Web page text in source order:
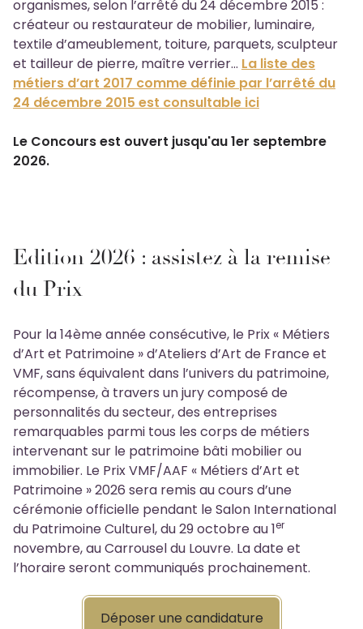
organismes, selon l’arrêté du 24 décembre 2015 :
créateur ou restaurateur de mobilier, luminaire,
textile d’ameublement, toiture, parquets, sculpteur
et tailleur de pierre, maître verrier… La liste des
métiers d’art 2017 comme définie par l’arrêté du
24 décembre 2015 est consultable ici
Le Concours est ouvert jusqu'au 1er septembre
2026.
Edition 2026 : assistez à la remise
du Prix
Pour la 14ème année consécutive, le Prix « Métiers
d’Art et Patrimoine » d’Ateliers d’Art de France et
VMF, sans équivalent dans l’univers du patrimoine,
récompense, à travers un jury composé de
personnalités du secteur, des entreprises
remarquables parmi tous les corps de métiers
intervenant sur le patrimoine bâti mobilier ou
immobilier. Le Prix VMF/AAF « Métiers d’Art et
Patrimoine » 2026 sera remis au cours d’une
cérémonie officielle pendant le Salon International
du Patrimoine Culturel, du 29 octobre au 1er
novembre, au Carrousel du Louvre. La date et
l’horaire seront communiqués prochainement.
Déposer une candidature